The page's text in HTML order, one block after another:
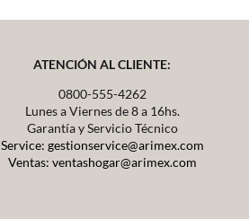
ATENCIÓN AL CLIENTE:
0800-555-4262
Lunes a Viernes de 8 a 16hs.
Garantía y Servicio Técnico
Service: gestionservice@arimex.com
Ventas: ventashogar@arimex.com